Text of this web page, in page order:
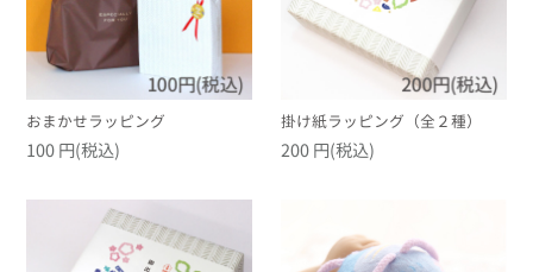
おまかせラッピング
100 円(税込)
掛け紙ラッピング（全２種）
200 円(税込)